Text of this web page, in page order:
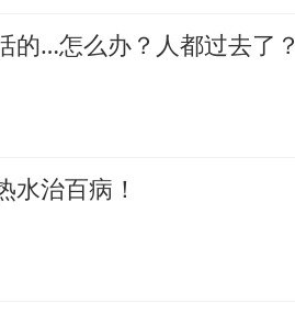
的…怎么办？人都过去了？
水治百病！